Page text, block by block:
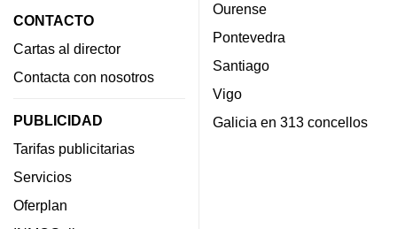
CONTACTO
Cartas al director
Contacta con nosotros
PUBLICIDAD
Tarifas publicitarias
Servicios
Oferplan
Ourense
Pontevedra
Santiago
Vigo
Galicia en 313 concellos